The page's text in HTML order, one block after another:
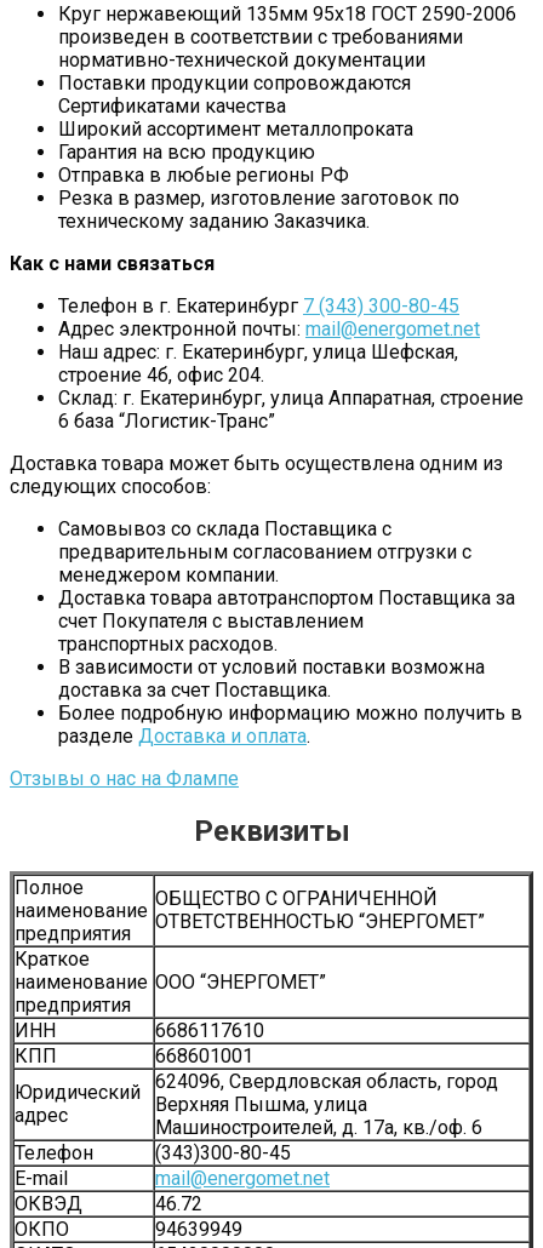
Круг нержавеющий 135мм 95х18 ГОСТ 2590-2006
произведен в соответствии с требованиями
нормативно-технической документации
Поставки продукции сопровождаются
Сертификатами качества
Широкий ассортимент металлопроката
Гарантия на всю продукцию
Отправка в любые регионы РФ
Резка в размер, изготовление заготовок по
техническому заданию Заказчика.
Как с нами связаться
Телефон в г. Екатеринбург 7 (343) 300-80-45
Адрес электронной почты: mail@energomet.net
Наш адрес: г. Екатеринбург, улица Шефская,
строение 4б, офис 204.
Склад: г. Екатеринбург, улица Аппаратная, строение
6 база “Логистик-Транс”
Доставка товара может быть осуществлена одним из
следующих способов:
Самовывоз со склада Поставщика с
предварительным согласованием отгрузки с
менеджером компании.
Доставка товара автотранспортом Поставщика за
счет Покупателя с выставлением
транспортных расходов.
В зависимости от условий поставки возможна
доставка за счет Поставщика.
Более подробную информацию можно получить в
разделе Доставка и оплата.
Отзывы о нас на Флампе
Реквизиты
Полное
наименование
предприятия
ОБЩЕСТВО С ОГРАНИЧЕННОЙ
ОТВЕТСТВЕННОСТЬЮ “ЭНЕРГОМЕТ”
Краткое
наименование
предприятия
ООО “ЭНЕРГОМЕТ”
ИНН
6686117610
КПП
668601001
Юридический
адрес
624096, Свердловская область, город
Верхняя Пышма, улица
Машиностроителей, д. 17а, кв./оф. 6
Телефон
(343)300-80-45
Е-mail
mail@energomet.net
ОКВЭД
46.72
ОКПО
94639949